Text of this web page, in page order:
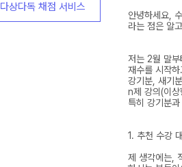
다상다독 채점 서비스